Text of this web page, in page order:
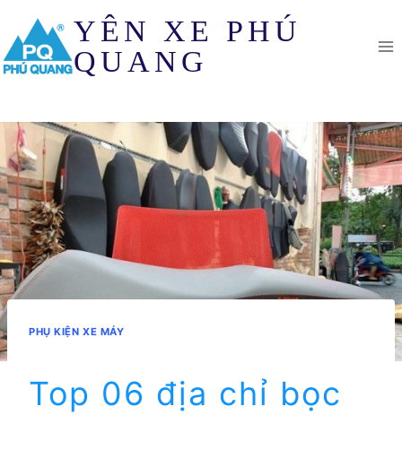
content
YÊN XE PHÚ
QUANG
PHỤ KIỆN XE MÁY
Top 06 địa chỉ bọc